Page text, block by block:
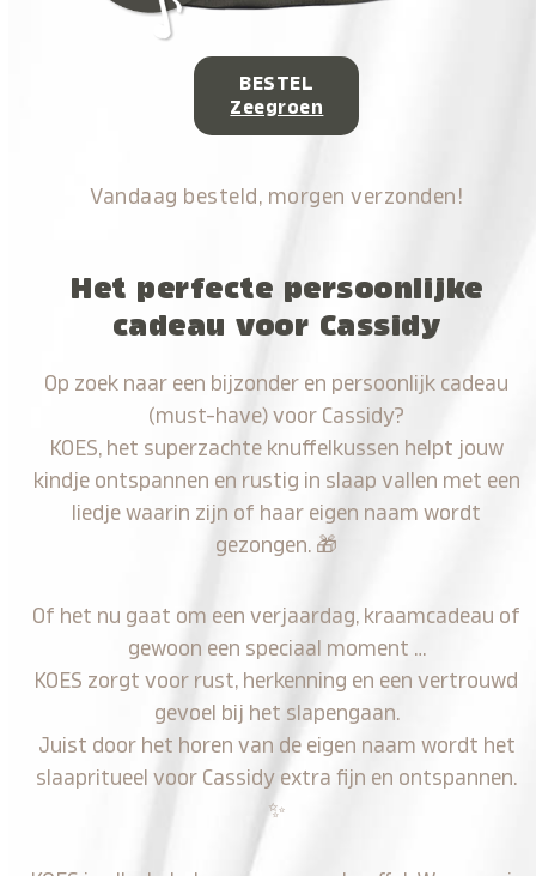
BESTEL
Zeegroen
Vandaag besteld, morgen verzonden!
Het perfecte persoonlijke
cadeau voor Cassidy
Op zoek naar een bijzonder en persoonlijk cadeau
(must-have) voor Cassidy?
KOES, het superzachte knuffelkussen helpt jouw
kindje ontspannen en rustig in slaap vallen met een
liedje waarin zijn of haar eigen naam wordt
gezongen. 🎁
Of het nu gaat om een verjaardag, kraamcadeau of
gewoon een speciaal moment …
KOES zorgt voor rust, herkenning en een vertrouwd
gevoel bij het slapengaan.
Juist door het horen van de eigen naam wordt het
slaapritueel voor Cassidy extra fijn en ontspannen.
✨